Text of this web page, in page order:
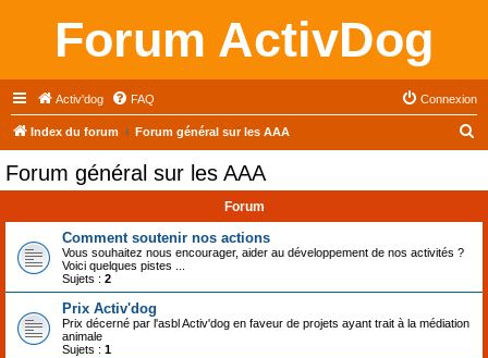
Forum ActivDog
Activ'dog FAQ Connexion
Index du forum Forum général sur les AAA
Forum général sur les AAA
Forum
Comment soutenir nos actions
Vous souhaitez nous encourager, aider au développement de nos activités ?
Voici quelques pistes ...
Sujets : 2
Prix Activ'dog
Prix décerné par l'asbl Activ'dog en faveur de projets ayant trait à la médiation
animale
Sujets : 1